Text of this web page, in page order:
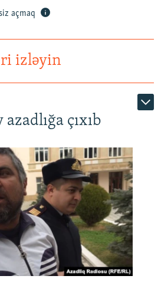
açmaq
izləyin
çıxıb